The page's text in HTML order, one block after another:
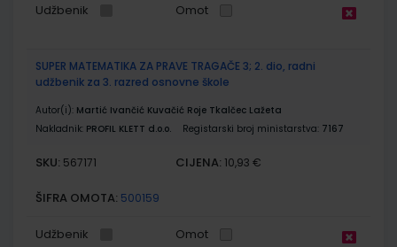
Udžbenik Omot
SUPER MATEMATIKA ZA PRAVE TRAGAČE 3; 2. dio, radni
udžbenik za 3. razred osnovne škole
Autor(i): Martić Ivančić Kuvačić Roje Tkalčec Lažeta
Nakladnik: PROFIL KLETT d.o.o. Registarski broj ministarstva: 7167
SKU: 567171 CIJENA: 10,93 €
ŠIFRA OMOTA: 500159
Udžbenik Omot